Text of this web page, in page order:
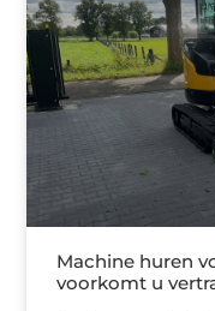
Machine huren
voorkomt u